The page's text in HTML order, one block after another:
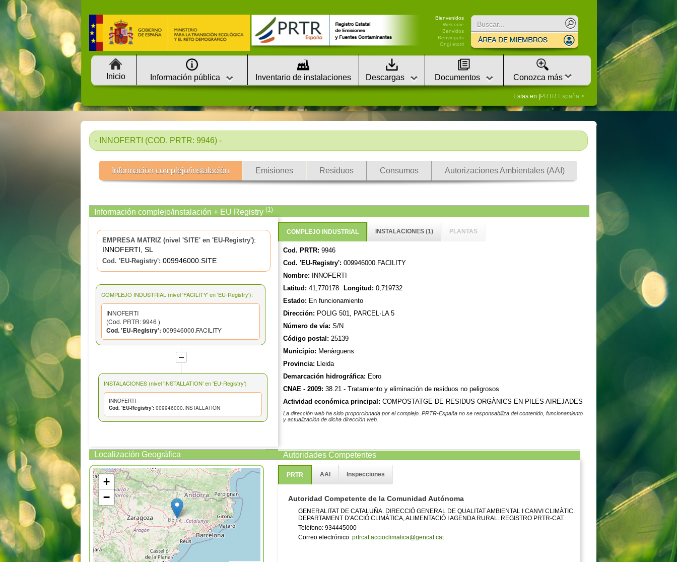
Bienvenidos
Welcome
Benvidos
Benvinguts
Ongi etorri
Inicio Información pública Inventario de instalaciones Descargas Documentos Conozca más
Estas en | PRTR España
- INNOFERTI (COD. PRTR: 9946) -
Información complejo/instalación Emisiones Residuos Consumos Autorizaciones Ambientales (AAI)
Información complejo/instalación + EU Registry (1)
EMPRESA MATRIZ (nivel 'SITE' en 'EU-Registry'):
INNOFERTI, SL
Cod. 'EU-Registry': 009946000.SITE
COMPLEJO INDUSTRIAL (nivel 'FACILITY' en 'EU-Registry'):
INNOFERTI
(Cod. PRTR: 9946 )
Cod. 'EU-Registry': 009946000.FACILITY
INSTALACIONES (nivel 'INSTALLATION' en 'EU-Registry')
INNOFERTI
Cod. 'EU-Registry':009946000.INSTALLATION
Localización Geográfica
+
−
COMPLEJO INDUSTRIAL INSTALACIONES (1) PLANTAS
Cod. PRTR: 9946
Cod. 'EU-Registry': 009946000.FACILITY
Nombre: INNOFERTI
Latitud: 41,770178 Longitud: 0,719732
Estado: En funcionamiento
Dirección: POLIG 501, PARCEL·LA 5
Número de vía: S/N
Código postal: 25139
Municipio: Menàrguens
Provincia: Lleida
Demarcación hidrográfica: Ebro
CNAE - 2009: 38.21 - Tratamiento y eliminación de residuos no peligrosos
Actividad económica principal: COMPOSTATGE DE RESIDUS ORGÀNICS EN PILES AIREJADES
La dirección web ha sido proporcionada por el complejo. PRTR-España no se responsabiliza del contenido, funcionamiento
y actualización de dicha dirección web.
Autoridades Competentes
PRTR AAI Inspecciones
Autoridad Competente de la Comunidad Autónoma
GENERALITAT DE CATALUÑA. DIRECCIÓ GENERAL DE QUALITAT AMBIENTAL I CANVI CLIMÀTIC.
DEPARTAMENT D'ACCIÓ CLIMÀTICA, ALIMENTACIÓ I AGENDA RURAL. REGISTRO PRTR-CAT.
Teléfono: 934445000
Correo electrónico: prtrcat.accioclimatica@gencat.cat